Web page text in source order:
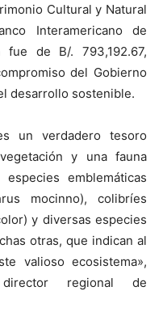
Cultural y Natural
Interamericano de
fue de B/. 793,192.67,
del Gobierno
desarrollo sostenible.
un verdadero tesoro
y una fauna
emblemáticas
mocinno), colibríes
) y diversas especies
otras, que indican al
valioso ecosistema»,
regional de